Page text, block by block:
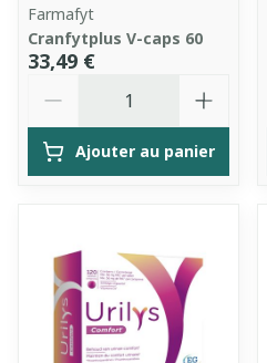
Farmafyt
Cranfytplus V-caps 60
33,49 €
Ajouter au panier